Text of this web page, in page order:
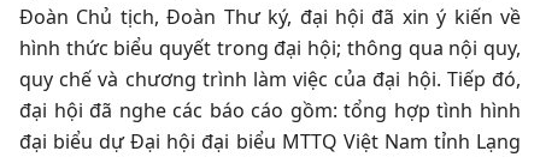
Đoàn Chủ tịch, Đoàn Thư ký, đại hội đã xin ý kiến về
hình thức biểu quyết trong đại hội; thông qua nội quy,
quy chế và chương trình làm việc của đại hội. Tiếp đó,
đại hội đã nghe các báo cáo gồm: tổng hợp tình hình
đại biểu dự Đại hội đại biểu MTTQ Việt Nam tỉnh Lạng